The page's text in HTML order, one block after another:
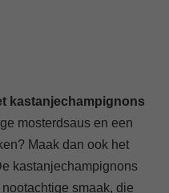
kastanjechampignons
mosterdsaus en een
Maak dan ook het
kastanjechampignons
smaak, die